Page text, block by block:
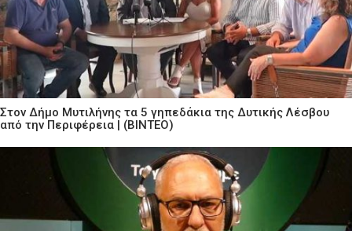
Στον Δήμο Μυτιλήνης τα 5 γηπεδάκια της Δυτικής Λέσβου
από την Περιφέρεια | (ΒΙΝΤΕΟ)